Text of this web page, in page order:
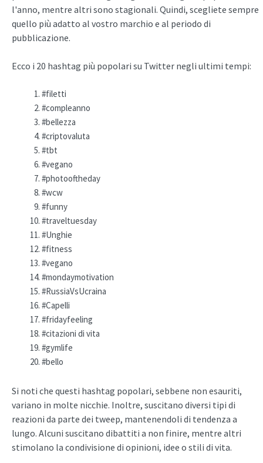
l'anno, mentre altri sono stagionali. Quindi, scegliete sempre
quello più adatto al vostro marchio e al periodo di
pubblicazione.
Ecco i 20 hashtag più popolari su Twitter negli ultimi tempi:
#filetti
#compleanno
#bellezza
#criptovaluta
#tbt
#vegano
#photooftheday
#wcw
#funny
#traveltuesday
#Unghie
#fitness
#vegano
#mondaymotivation
#RussiaVsUcraina
#Capelli
#fridayfeeling
#citazioni di vita
#gymlife
#bello
Si noti che questi hashtag popolari, sebbene non esauriti,
variano in molte nicchie. Inoltre, suscitano diversi tipi di
reazioni da parte dei tweep, mantenendoli di tendenza a
lungo. Alcuni suscitano dibattiti a non finire, mentre altri
stimolano la condivisione di opinioni, idee o stili di vita.